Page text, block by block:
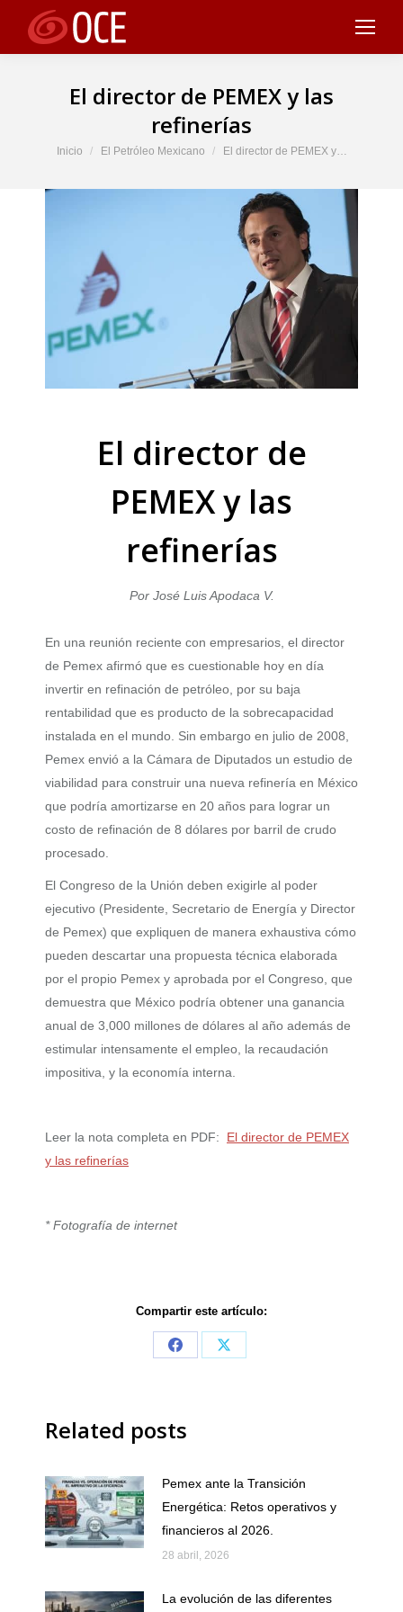
El director de PEMEX y las
refinerías
Estás aquí:
Inicio El Petróleo Mexicano El director de PEMEX y…
El director de
PEMEX y las
refinerías
Por José Luis Apodaca V.
En una reunión reciente con empresarios, el director
de Pemex afirmó que es cuestionable hoy en día
invertir en refinación de petróleo, por su baja
rentabilidad que es producto de la sobrecapacidad
instalada en el mundo. Sin embargo en julio de 2008,
Pemex envió a la Cámara de Diputados un estudio de
viabilidad para construir una nueva refinería en México
que podría amortizarse en 20 años para lograr un
costo de refinación de 8 dólares por barril de crudo
procesado.
El Congreso de la Unión deben exigirle al poder
ejecutivo (Presidente, Secretario de Energía y Director
de Pemex) que expliquen de manera exhaustiva cómo
pueden descartar una propuesta técnica elaborada
por el propio Pemex y aprobada por el Congreso, que
demuestra que México podría obtener una ganancia
anual de 3,000 millones de dólares al año además de
estimular intensamente el empleo, la recaudación
impositiva, y la economía interna.
Leer la nota completa en PDF: El director de PEMEX
y las refinerías
* Fotografía de internet
Compartir este artículo:
Share
Share
Related posts
Pemex ante la Transición
Energética: Retos operativos y
financieros al 2026.
28 abril, 2026
La evolución de las diferentes